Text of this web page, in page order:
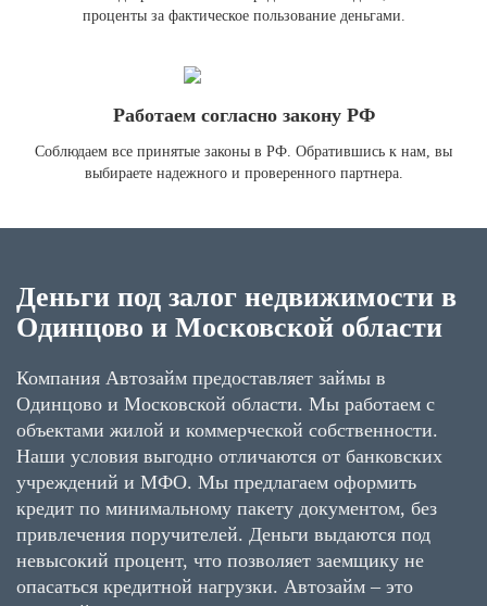
проценты за фактическое пользование деньгами.
Работаем согласно закону РФ
Соблюдаем все принятые законы в РФ. Обратившись к нам, вы
выбираете надежного и проверенного партнера.
Деньги под залог недвижимости в
Одинцово и Московской области
Компания Автозайм предоставляет займы в
Одинцово и Московской области. Мы работаем с
объектами жилой и коммерческой собственности.
Наши условия выгодно отличаются от банковских
учреждений и МФО. Мы предлагаем оформить
кредит по минимальному пакету документом, без
привлечения поручителей. Деньги выдаются под
невысокий процент, что позволяет заемщику не
опасаться кредитной нагрузки. Автозайм – это